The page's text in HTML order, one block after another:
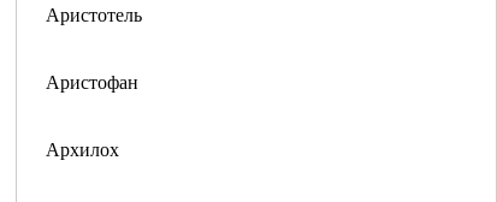
Аристотель
Аристофан
Архилох